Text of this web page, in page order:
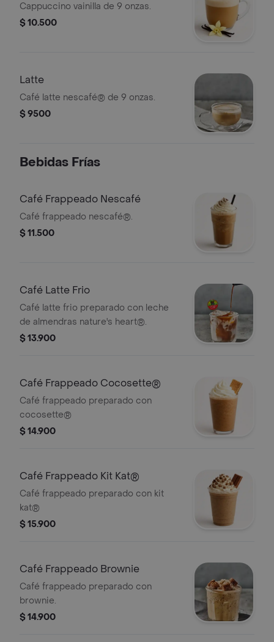
Cappuccino vainilla de 9 onzas.
$ 10.500
Latte
Café latte nescafé® de 9 onzas.
$ 9500
Bebidas Frías
Café Frappeado Nescafé
Café frappeado nescafé®.
$ 11.500
Café Latte Frio
Café latte frio preparado con leche
de almendras nature's heart®.
$ 13.900
Café Frappeado Cocosette®
Café frappeado preparado con
cocosette®
$ 14.900
Café Frappeado Kit Kat®
Café frappeado preparado con kit
kat®
$ 15.900
Café Frappeado Brownie
Café frappeado preparado con
brownie.
$ 14.900